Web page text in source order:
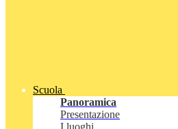
Scuola
Panoramica
Presentazione